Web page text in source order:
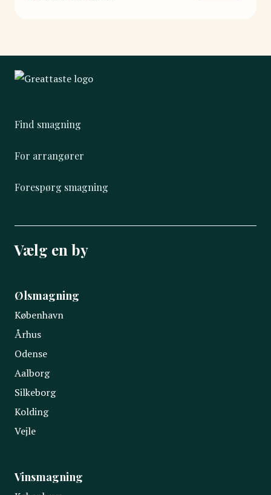
Find smagning
For arrangører
Forespørg smagning
Vælg en by
Ølsmagning
København
Århus
Odense
Aalborg
Silkeborg
Kolding
Vejle
Vinsmagning